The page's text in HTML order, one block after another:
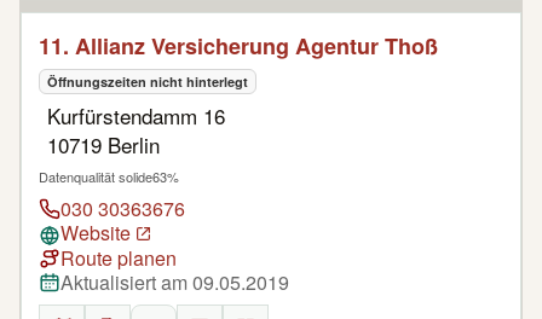
11. Allianz Versicherung Agentur Thoß
Öffnungszeiten nicht hinterlegt
Kurfürstendamm 16
10719 Berlin
Datenqualität solide63%
030 30363676
Website
Route planen
Aktualisiert am 09.05.2019